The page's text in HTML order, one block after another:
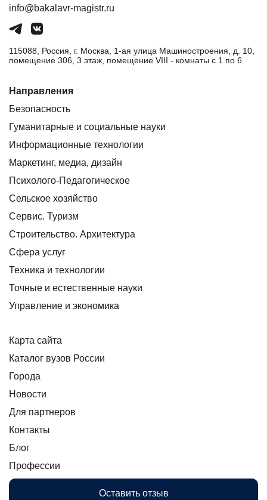
info@bakalavr-magistr.ru
115088, Россия, г. Москва, 1-ая улица Машиностроения, д. 10,
помещение 306, 3 этаж, помещение VIII - комнаты с 1 по 6
Направления
Безопасность
Гуманитарные и социальные науки
Информационные технологии
Маркетинг, медиа, дизайн
Психолого-Педагогическое
Сельское хозяйство
Сервис. Туризм
Строительство. Архитектура
Сфера услуг
Техника и технологии
Точные и естественные науки
Управление и экономика
Карта сайта
Каталог вузов России
Города
Новости
Для партнеров
Контакты
Блог
Профессии
Оставить отзыв